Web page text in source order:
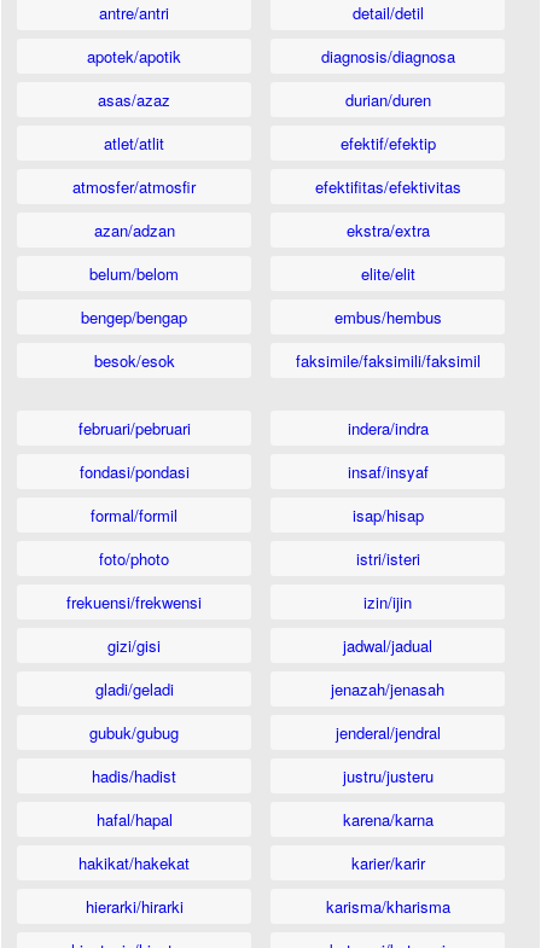
antre/antri
apotek/apotik
asas/azaz
atlet/atlit
atmosfer/atmosfir
azan/adzan
belum/belom
bengep/bengap
besok/esok
detail/detil
diagnosis/diagnosa
durian/duren
efektif/efektip
efektifitas/efektivitas
ekstra/extra
elite/elit
embus/hembus
faksimile/faksimili/faksimil
februari/pebruari
fondasi/pondasi
formal/formil
foto/photo
frekuensi/frekwensi
gizi/gisi
gladi/geladi
gubuk/gubug
hadis/hadist
hafal/hapal
hakikat/hakekat
hierarki/hirarki
indera/indra
insaf/insyaf
isap/hisap
istri/isteri
izin/ijin
jadwal/jadual
jenazah/jenasah
jenderal/jendral
justru/justeru
karena/karna
karier/karir
karisma/kharisma